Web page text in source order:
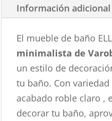
Información adicional
El mueble de baño
minimalista de
un estilo de
tu baño. Con
acabado roble claro ,
decorar tu baño,